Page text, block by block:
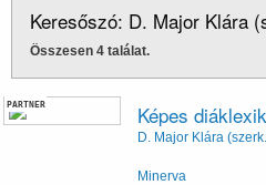
Keresőszó: D. Major Klára
Összesen 4 találat.
PARTNER Képes
D. Major Klára
Minerva